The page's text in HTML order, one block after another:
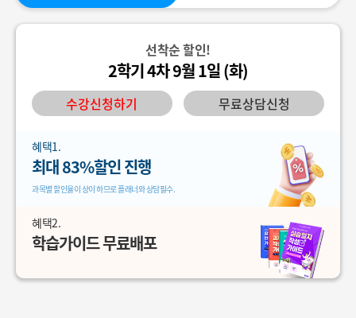
선착순 할인!
2학기 4차 9월 1일 (화)
수강신청하기 무료상담신청
혜택1.
최대 83%할인 진행
과목별 할인율이 상이 하므로 플래너와 상담필수.
혜택2.
학습가이드 무료배포